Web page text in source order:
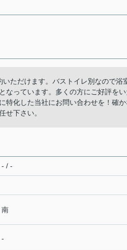
ただけます。バストイレ別なので浴
なっています。多くの方にご好評を
特化した当社にお問い合わせを！確
せ下さい。
- / -
南
-